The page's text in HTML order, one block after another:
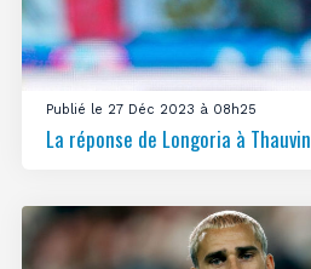
Publié le 27 Déc 2023 à 08h25
La réponse de Longoria à Thauvin